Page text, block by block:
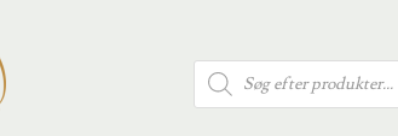
Products
search